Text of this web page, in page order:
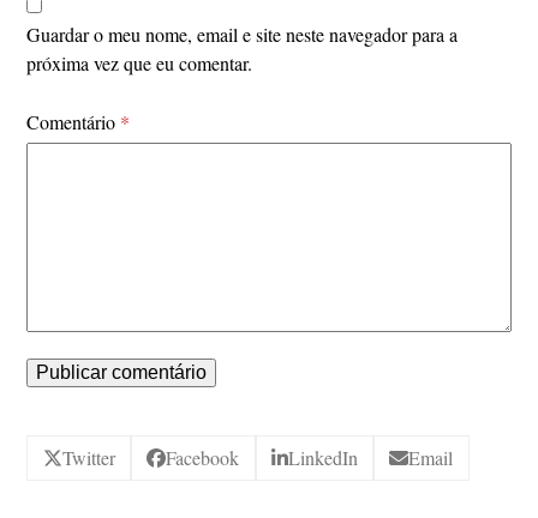
Guardar o meu nome, email e site neste navegador para a
próxima vez que eu comentar.
Comentário *
Twitter Facebook LinkedIn Email